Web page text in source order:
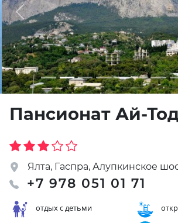
Previous
Пансионат Ай-
Ялта, Гаспра, Алупкинское
+7 978 051 01 71
отдых с детьми